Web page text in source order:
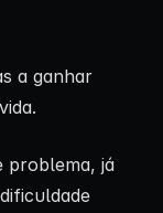
a ganhar
problema, já